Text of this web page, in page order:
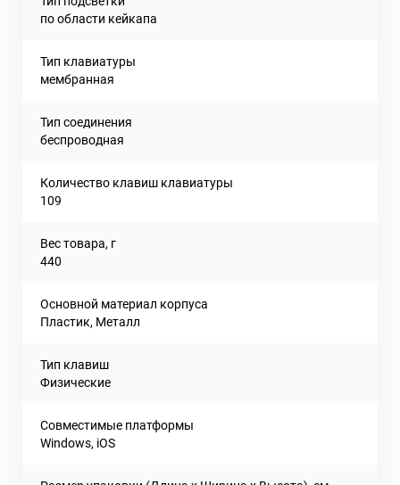
по области кейкапа
Тип клавиатуры
мембранная
Тип соединения
беспроводная
Количество клавиш клавиатуры
109
Вес товара, г
440
Основной материал корпуса
Пластик, Металл
Тип клавиш
Физические
Совместимые платформы
Windows, iOS